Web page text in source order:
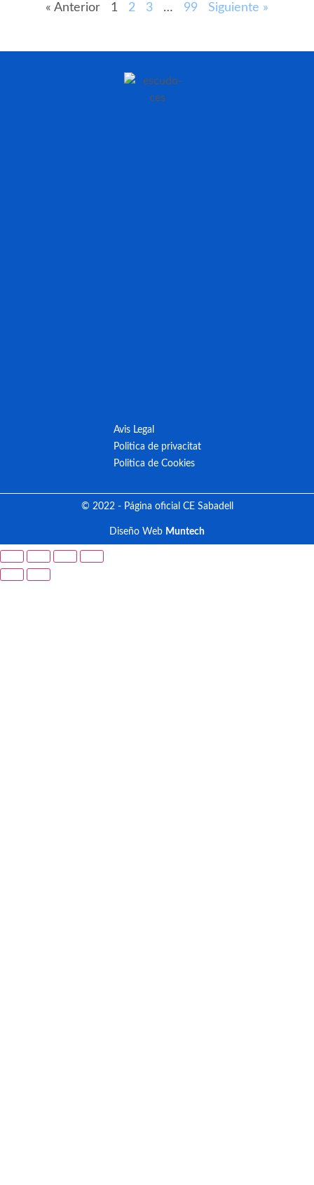
« Anterior 1 2 3 … 99 Siguiente »
Avis Legal
Politica de privacitat
Politica de Cookies
© 2022 - Página oficial CE Sabadell
Diseño Web Muntech